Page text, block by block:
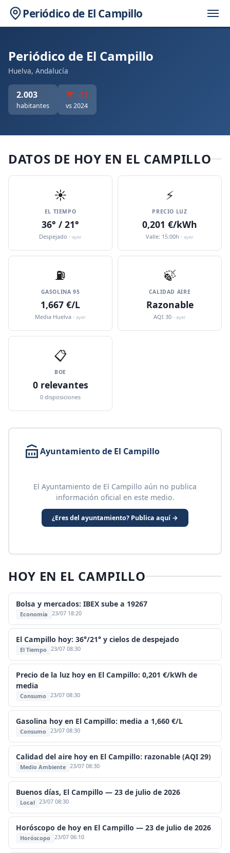
Periódico de El Campillo
Periódico de El Campillo
Huelva, Andalucía
2.003
habitantes
▼ -11
vs 2024
DATOS DE HOY EN EL CAMPILLO
☀️
EL TIEMPO
36° / 21°
Despejado · ayer
⚡
PRECIO LUZ
0,201 €/kWh
Valle: 15:00h · ayer
⛽️
GASOLINA 95
1,667 €/L
Media Huelva · ayer
🍃
CALIDAD AIRE
Razonable
AQI 30 · ayer
📋
BOE
0 relevantes
0 disposiciones
Ayuntamiento de El Campillo
El Ayuntamiento de El Campillo aún no publica
información oficial en este medio.
¿Eres del ayuntamiento? Publica aquí →
HOY EN EL CAMPILLO
Bolsa y mercados: IBEX sube a 19267
Economía 23/07 18:20
El Campillo hoy: 36°/21° y cielos de despejado
El Tiempo 23/07 08:30
Precio de la luz hoy en El Campillo: 0,201 €/kWh de
media
Consumo 23/07 08:30
Gasolina hoy en El Campillo: media a 1,660 €/L
Consumo 23/07 08:30
Calidad del aire hoy en El Campillo: razonable (AQI 29)
Medio Ambiente 23/07 08:30
Buenos días, El Campillo — 23 de julio de 2026
Local 23/07 08:30
Horóscopo de hoy en El Campillo — 23 de julio de 2026
Horóscopo 23/07 06:10